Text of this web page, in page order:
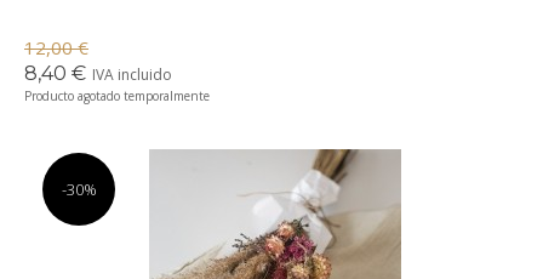
12,00 €
8,40 € IVA incluido
Producto agotado temporalmente
-30%